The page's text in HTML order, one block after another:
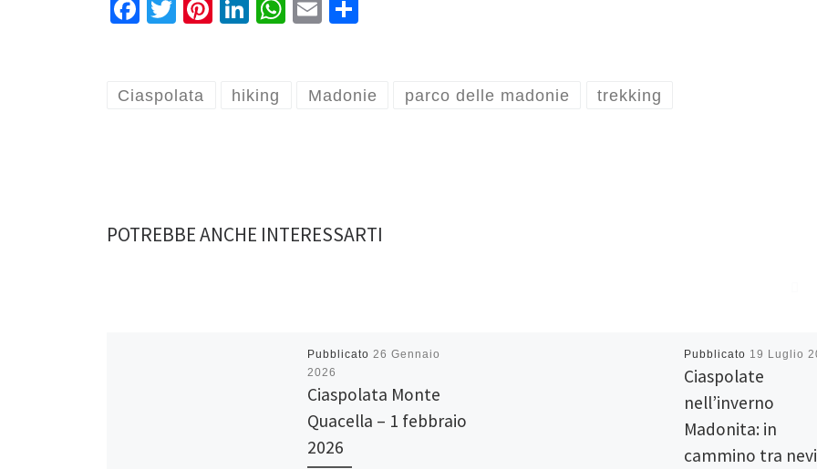
Fa
o
T
er
Pi
es
Li
dI
W
sA
E
l
e
Ciaspolata hiking Madonie parco delle madonie trekking
POTREBBE ANCHE INTERESSARTI
Pubblicato 26 Gennaio
2026
Ciaspolata Monte
Quacella – 1 febbraio
2026
Pubblicato 19 Luglio
Ciaspolate
nell’inverno
Madonita: in
cammino tra